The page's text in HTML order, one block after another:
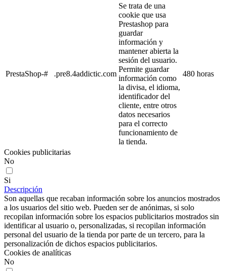
PrestaShop-# .pre8.4addictic.com
Se trata de una
cookie que usa
Prestashop para
guardar
información y
mantener abierta la
sesión del usuario.
Permite guardar
información como
la divisa, el idioma,
identificador del
cliente, entre otros
datos necesarios
para el correcto
funcionamiento de
la tienda.
480 horas
Cookies publicitarias
No
Si
Descripción
Son aquellas que recaban información sobre los anuncios mostrados
a los usuarios del sitio web. Pueden ser de anónimas, si solo
recopilan información sobre los espacios publicitarios mostrados sin
identificar al usuario o, personalizadas, si recopilan información
personal del usuario de la tienda por parte de un tercero, para la
personalización de dichos espacios publicitarios.
Cookies de analíticas
No